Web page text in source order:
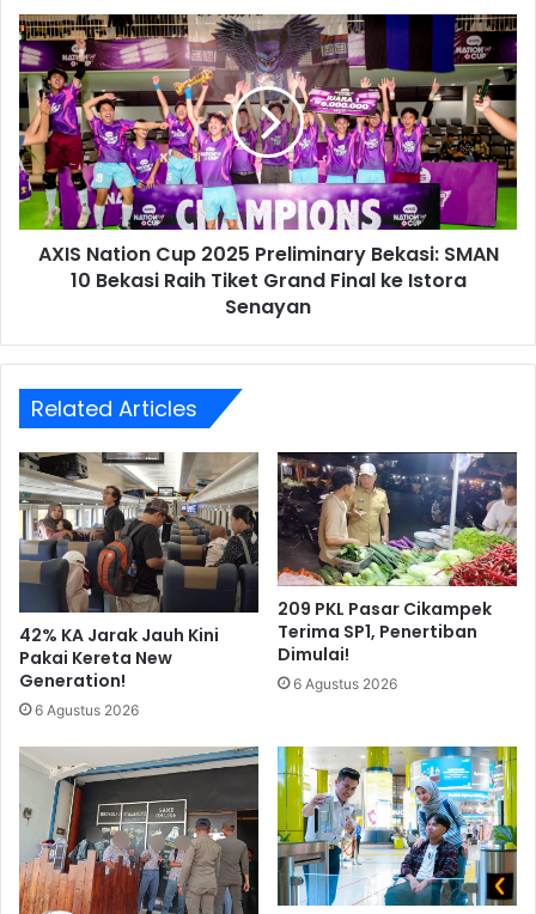
AXIS
Nation
Cup
2025
Preliminary
Bekasi:
SMAN
10
Bekasi
Raih
ke
Senayan
AXIS Nation Cup 2025 Preliminary Bekasi: SMAN
10 Bekasi Raih Tiket Grand Final ke Istora
Senayan
Related Articles
42% KA Jarak Jauh Kini
Pakai Kereta New
Generation!
6 Agustus 2026
209 PKL Pasar Cikampek
Terima SP1, Penertiban
Dimulai!
6 Agustus 2026